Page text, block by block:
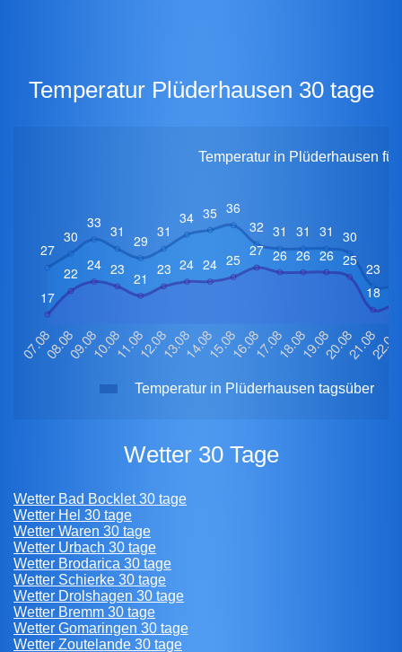
Temperatur Plüderhausen 30 tage
Temperatur in Plüderhausen
Temperatur in Plüderhausen tagsüber
Wetter 30 Tage
Wetter Bad Bocklet 30 tage
Wetter Hel 30 tage
Wetter Waren 30 tage
Wetter Urbach 30 tage
Wetter Brodarica 30 tage
Wetter Schierke 30 tage
Wetter Drolshagen 30 tage
Wetter Bremm 30 tage
Wetter Gomaringen 30 tage
Wetter Zoutelande 30 tage